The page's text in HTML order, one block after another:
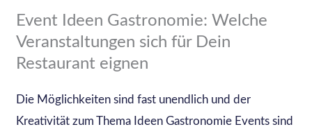
Event Ideen Gastronomie: Welche
Veranstaltungen sich für Dein
Restaurant eignen
Die Möglichkeiten sind fast unendlich und der
Kreativität zum Thema Ideen Gastronomie Events sind